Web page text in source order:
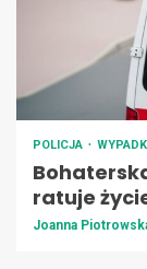
POLICJA
ratuje
Joanna